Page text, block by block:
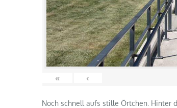
« ‹
Noch schnell aufs stille Örtchen. Hinter